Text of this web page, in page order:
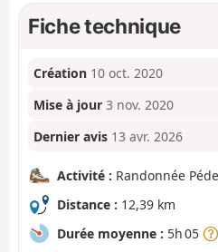
Fiche technique
Création 10 oct. 2020
Mise à jour 3 nov. 2020
Dernier avis 13 avr. 2026
Activité : Randonnée
Distance : 12,39 km
Durée moyenne : 5h 05